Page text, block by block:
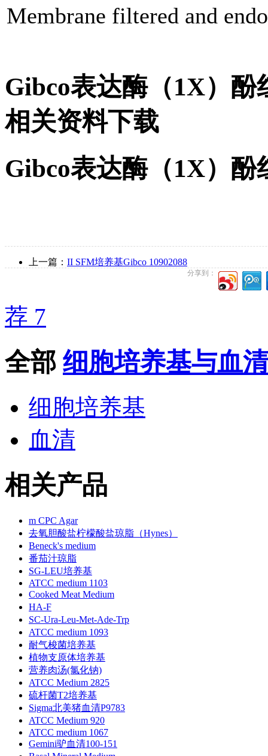
Membrane filtered and
Gibco表达酶（1X）
相关资料下载
Gibco表达酶（1X）
上一篇： II SFM培养基Gibco 10902088
分享到：
荐 7
全部 细胞培养基与血清
细胞培养基
血清
相关产品
m CPC Agar
去氧胆酸盐柠檬酸盐琼脂（Hynes）
Beneck's medium
番茄汁琼脂
SG-LEU培养基
ATCC medium 1103
Cooked Meat Medium
HA-F
SC-Ura-Leu-Met-Ade-Trp
ATCC medium 1093
耐气梭菌培养基
植物支原体培养基
营养肉汤(氯化钠)
ATCC Medium 2825
硫杆菌T2培养基
Sigma北美猪血清P9783
ATCC Medium 920
ATCC medium 1067
Gemini驴血清100-151